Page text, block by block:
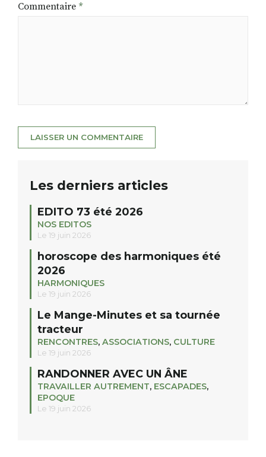
Commentaire *
Les derniers articles
EDITO 73 été 2026
NOS EDITOS
Le 19 juin 2026
horoscope des harmoniques été
2026
HARMONIQUES
Le 19 juin 2026
Le Mange-Minutes et sa tournée
tracteur
RENCONTRES, ASSOCIATIONS, CULTURE
Le 19 juin 2026
RANDONNER AVEC UN ÂNE
TRAVAILLER AUTREMENT, ESCAPADES,
EPOQUE
Le 19 juin 2026